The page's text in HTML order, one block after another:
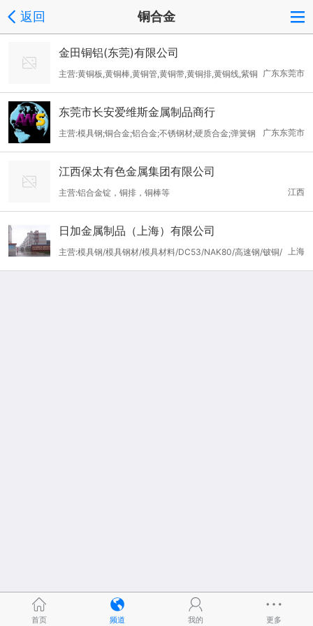
返回 铜合金
金田铜铝(东莞)有限公司
广东东莞市
主营:黄铜板,黄铜棒,黄铜管,黄铜带,黄铜排,黄铜线,紫铜
板,紫铜棒,紫铜管,紫铜带,紫铜排,紫铜线,铝板,铝棒,铝管,铝带,铝排,
铝线,不锈钢板,不锈钢管,不锈钢棒,铜焊条,铜板,铜棒,铜管,铜线,铜
带,铜排,铜套,青铜,磷铜,铍铜,钨铜,铬锆铜,白铜,碲铜,钛合金
东莞市长安爱维斯金属制品商行
广东东莞市
主营:模具钢;铜合金;铝合金;不锈钢材;硬质合金;弹簧钢
江西保太有色金属集团有限公司
江西
主营:铝合金锭，铜排，铜棒等
日加金属制品（上海）有限公司
上海
主营:模具钢/模具钢材/模具材料/DC53/NAK80/高速钢/铍铜/
高纯石墨/铝合金材/铜合金材
首页 频道 我的 更多